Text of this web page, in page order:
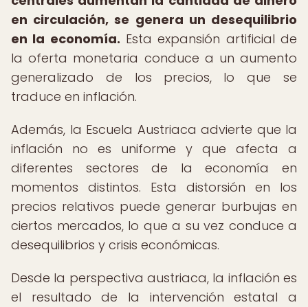
en circulación, se genera un desequilibrio
en la economía. Esta expansión artificial de
la oferta monetaria conduce a un aumento
generalizado de los precios, lo que se
traduce en inflación.
Además, la Escuela Austriaca advierte que la
inflación no es uniforme y que afecta a
diferentes sectores de la economía en
momentos distintos. Esta distorsión en los
precios relativos puede generar burbujas en
ciertos mercados, lo que a su vez conduce a
desequilibrios y crisis económicas.
Desde la perspectiva austriaca, la inflación es
el resultado de la intervención estatal a